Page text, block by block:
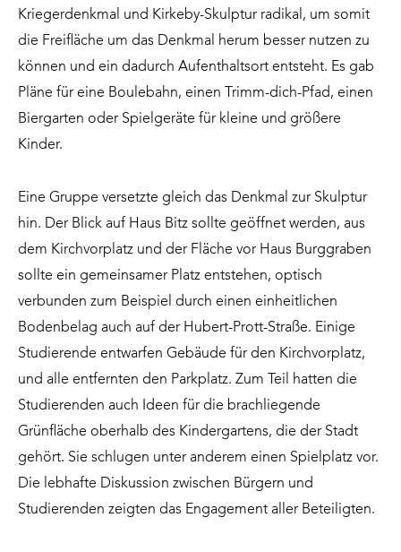
Kriegerdenkmal und Kirkeby-Skulptur radikal, um somit
die Freifläche um das Denkmal herum besser nutzen zu
können und ein dadurch Aufenthaltsort entsteht. Es gab
Pläne für eine Boulebahn, einen Trimm-dich-Pfad, einen
Biergarten oder Spielgeräte für kleine und größere
Kinder.
Eine Gruppe versetzte gleich das Denkmal zur Skulptur
hin. Der Blick auf Haus Bitz sollte geöffnet werden, aus
dem Kirchvorplatz und der Fläche vor Haus Burggraben
sollte ein gemeinsamer Platz entstehen, optisch
verbunden zum Beispiel durch einen einheitlichen
Bodenbelag auch auf der Hubert-Prott-Straße. Einige
Studierende entwarfen Gebäude für den Kirchvorplatz,
und alle entfernten den Parkplatz. Zum Teil hatten die
Studierenden auch Ideen für die brachliegende
Grünfläche oberhalb des Kindergartens, die der Stadt
gehört. Sie schlugen unter anderem einen Spielplatz vor.
Die lebhafte Diskussion zwischen Bürgern und
Studierenden zeigten das Engagement aller Beteiligten.